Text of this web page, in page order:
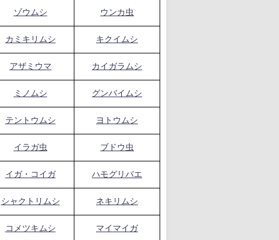
ゾウムシ ウンカ虫
カミキリムシ キクイムシ
アザミウマ カイガラムシ
ミノムシ グンバイムシ
テントウムシ ヨトウムシ
イラガ虫 ブドウ虫
イガ・コイガ ハモグリバエ
シャクトリムシ ネキリムシ
コメツキムシ マイマイガ